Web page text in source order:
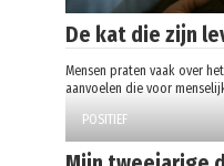
De kat die zijn
Mensen praten vaak over
aanvoelen die voor
POSITIEF